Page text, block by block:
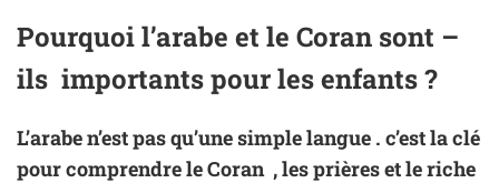
Pourquoi l’arabe et le Coran sont –
ils importants pour les enfants ?
L’arabe n’est pas qu’une simple langue . c’est la clé
pour comprendre le Coran , les prières et le riche